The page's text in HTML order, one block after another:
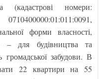
номери:
форми власності,
– для будівництва та
громадської забудови. В
22 квартири на 55